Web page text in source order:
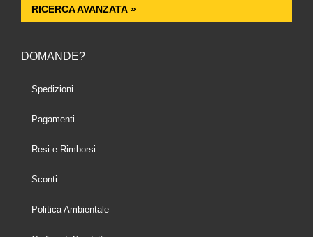
RICERCA AVANZATA »
DOMANDE?
Spedizioni
Pagamenti
Resi e Rimborsi
Sconti
Politica Ambientale